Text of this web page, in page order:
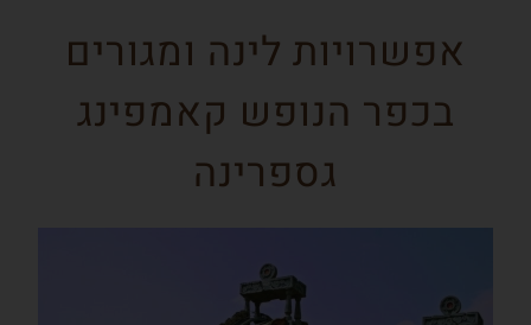
אפשרויות לינה ומגורים
בכפר הנופש קאמפינג
גספרינה